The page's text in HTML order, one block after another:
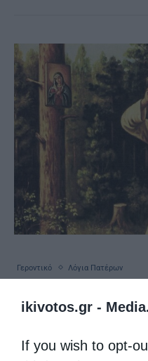
ikivotos.gr -
If you wish to opt-
Γεροντικό Λόγια Πατέρων
Περί προσευχης
Η προ­σευ­χή, η